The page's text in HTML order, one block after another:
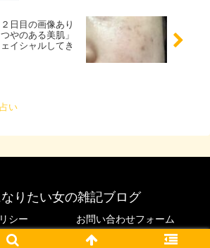
日目の画像あり
やのある美肌」
イシャルしてき
い
りたい女の雑記ブログ
シー お問い合わせフォーム
せになりたい女の雑記ブログ.